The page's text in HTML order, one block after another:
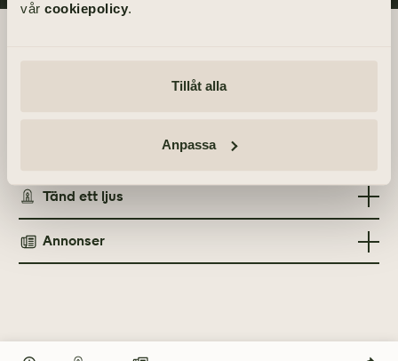
vår cookiepolicy.
Tillåt alla
Anpassa
Akten äger rum inom kretsen av de närmaste.
MINNESGÅVOR
Lungcancerföreningen
Tänd ett ljus
TÄND ETT LJUS
Annonser